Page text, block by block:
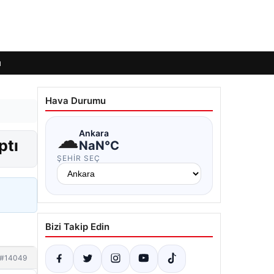
#14049
Hava Durumu
☁Ankara
NaN°C
ŞEHIR SEÇ
Bizi Takip Edin